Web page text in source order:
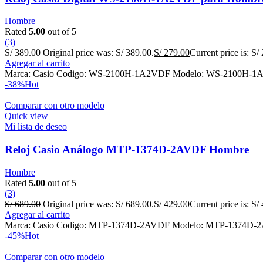
Hombre
Rated 5.00 out of 5
(3)
S/389.00 Original price was: S/ 389.00.S/279.00Current price is: S/
Agregar al carrito
Marca: Casio Codigo: WS-2100H-1A2VDF Modelo: WS-2100H-
-38%Hot
Comparar con otro modelo
Quick view
Mi lista de deseo
Reloj Casio Análogo MTP-1374D-2AVDF Hombre
Hombre
Rated 5.00 out of 5
(3)
S/689.00 Original price was: S/ 689.00.S/429.00Current price is: S/
Agregar al carrito
Marca: Casio Codigo: MTP-1374D-2AVDF Modelo: MTP-1374D-
-45%Hot
Comparar con otro modelo